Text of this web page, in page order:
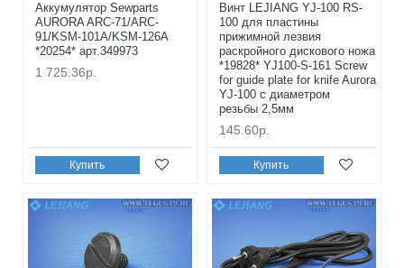
Аккумулятор Sewparts
AURORA ARC-71/ARC-
91/KSM-101A/KSM-126A
*20254* арт.349973
1 725.36р.
Купить
Винт LEJIANG YJ-100 RS-
100 для пластины
прижимной лезвия
раскройного дискового ножа
*19828* YJ100-S-161 Screw
for guide plate for knife Aurora
YJ-100 с диаметром
резьбы 2,5мм
145.60р.
Купить